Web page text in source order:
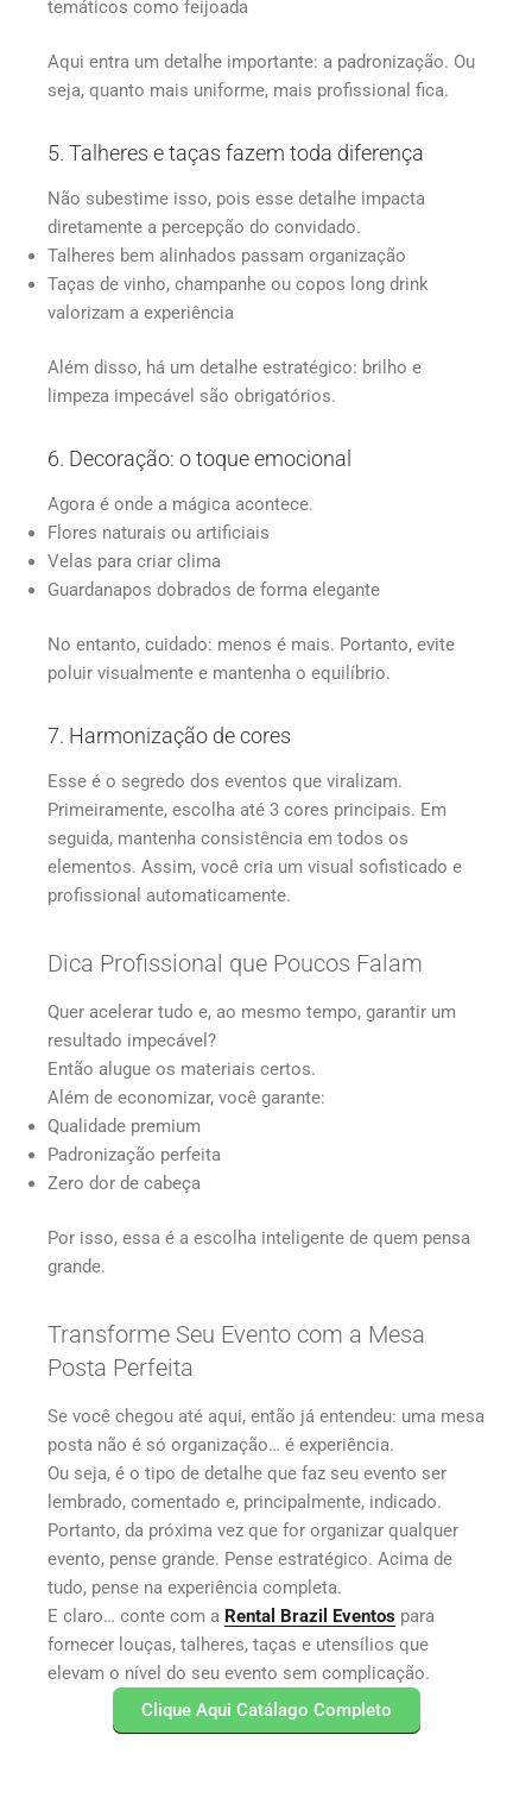
temáticos como feijoada
Aqui entra um detalhe importante: a padronização. Ou
seja, quanto mais uniforme, mais profissional fica.
5. Talheres e taças fazem toda diferença
Não subestime isso, pois esse detalhe impacta
diretamente a percepção do convidado.
Talheres bem alinhados passam organização
Taças de vinho, champanhe ou copos long drink
valorizam a experiência
Além disso, há um detalhe estratégico: brilho e
limpeza impecável são obrigatórios.
6. Decoração: o toque emocional
Agora é onde a mágica acontece.
Flores naturais ou artificiais
Velas para criar clima
Guardanapos dobrados de forma elegante
No entanto, cuidado: menos é mais. Portanto, evite
poluir visualmente e mantenha o equilíbrio.
7. Harmonização de cores
Esse é o segredo dos eventos que viralizam.
Primeiramente, escolha até 3 cores principais. Em
seguida, mantenha consistência em todos os
elementos. Assim, você cria um visual sofisticado e
profissional automaticamente.
Dica Profissional que Poucos Falam
Quer acelerar tudo e, ao mesmo tempo, garantir um
resultado impecável?
Então alugue os materiais certos.
Além de economizar, você garante:
Qualidade premium
Padronização perfeita
Zero dor de cabeça
Por isso, essa é a escolha inteligente de quem pensa
grande.
Transforme Seu Evento com a Mesa
Posta Perfeita
Se você chegou até aqui, então já entendeu: uma mesa
posta não é só organização… é experiência.
Ou seja, é o tipo de detalhe que faz seu evento ser
lembrado, comentado e, principalmente, indicado.
Portanto, da próxima vez que for organizar qualquer
evento, pense grande. Pense estratégico. Acima de
tudo, pense na experiência completa.
E claro… conte com a Rental Brazil Eventos para
fornecer louças, talheres, taças e utensílios que
elevam o nível do seu evento sem complicação.
Clique Aqui Catálago Completo